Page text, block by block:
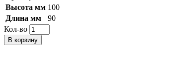
Высота мм 100
Длина мм
90
Кол-во
В корзину